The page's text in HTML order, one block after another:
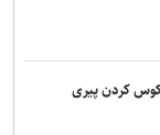
با تیم نبود و
کردن پیری